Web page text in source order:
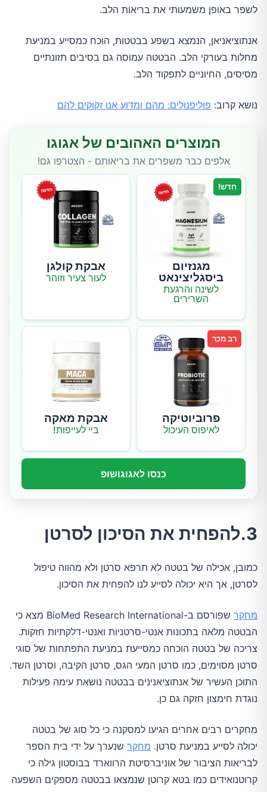
לשפר באופן משמעותי את בריאות הלב.
אנתוציאניאן, הנמצא בשפע בבטטות, הוכח כמסייע במניעת
מחלות בעורקי הלב. הבטטה עמוסה גם בסיבים תזונתיים
מסיסים, החיוניים לתפקוד הלב.
נושא קרוב: פוליפנולים: מהם ומדוע אנו זקוקים להם
המוצרים האהובים של אגוגו
אלפים כבר משפרים את בריאותם - הצטרפו גם!
חדש!
מגנזיום
ביסגליצינאט
לשינה והרגעת
השרירים
אבקת קולגן
לעור צעיר וזוהר
רב מכר
פרוביוטיקה
לאיפוס העיכול
אבקת מאקה
ביי לעייפות!
כנסו לאגוגושופ
3.להפחית את הסיכון לסרטן
כמובן, אכילה של בטטה לא תרפא סרטן ולא מהווה טיפול
לסרטן, אך היא יכולה לסייע לנו להפחית את הסיכון.
מחקר
שפורסם ב-BioMed Research International מצא כי
הבטטה מלאה בתכונות אנטי-סרטניות ואנטי-דלקתיות חזקות.
צריכה של בטטה הוכחה כמסייעת במניעת התפתחות של סוגי
סרטן מסוימים, כמו סרטן המעי הגס, סרטן הקיבה, וסרטן השד.
התוכן העשיר של אנתוציאנינים בבטטה נושאת עימה פעילות
נוגדת חימצון חזקה גם כן.
מחקרים רבים אחרים הגיעו למסקנה כי כל סוג של בטטה
יכולה לסייע במניעת סרטן. מחקר שנערך על ידי בית הספר
לבריאות הציבור של אוניברסיטת הרווארד בבוסטון גילה כי
קרוטנואידים כמו בטא קרוטן שנמצאו בבטטה מספקים השפעה